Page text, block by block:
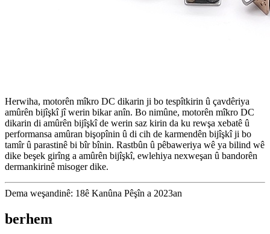
Herwiha, motorên mîkro DC dikarin ji bo tespîtkirin û çavdêriya
amûrên bijîşkî jî werin bikar anîn. Bo nimûne, motorên mîkro DC
dikarin di amûrên bijîşkî de werin saz kirin da ku rewşa xebatê û
performansa amûran bişopînin û di cih de karmendên bijîşkî ji bo
tamîr û parastinê bi bîr bînin. Rastbûn û pêbaweriya wê ya bilind wê
dike beşek girîng a amûrên bijîşkî, ewlehiya nexweşan û bandorên
dermankirinê misoger dike.
Dema weşandinê: 18ê Kanûna Pêşîn a 2023an
berhem